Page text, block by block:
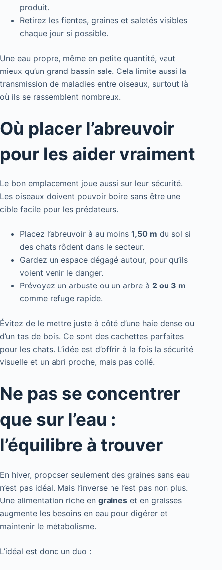
produit.
Retirez les fientes, graines et saletés visibles
chaque jour si possible.
Une eau propre, même en petite quantité, vaut
mieux qu’un grand bassin sale. Cela limite aussi la
transmission de maladies entre oiseaux, surtout là
où ils se rassemblent nombreux.
Où placer l’abreuvoir
pour les aider vraiment
Le bon emplacement joue aussi sur leur sécurité.
Les oiseaux doivent pouvoir boire sans être une
cible facile pour les prédateurs.
Placez l’abreuvoir à au moins 1,50 m du sol si
des chats rôdent dans le secteur.
Gardez un espace dégagé autour, pour qu’ils
voient venir le danger.
Prévoyez un arbuste ou un arbre à 2 ou 3 m
comme refuge rapide.
Évitez de le mettre juste à côté d’une haie dense ou
d’un tas de bois. Ce sont des cachettes parfaites
pour les chats. L’idée est d’offrir à la fois la sécurité
visuelle et un abri proche, mais pas collé.
Ne pas se concentrer
que sur l’eau :
l’équilibre à trouver
En hiver, proposer seulement des graines sans eau
n’est pas idéal. Mais l’inverse ne l’est pas non plus.
Une alimentation riche en graines et en graisses
augmente les besoins en eau pour digérer et
maintenir le métabolisme.
L’idéal est donc un duo :